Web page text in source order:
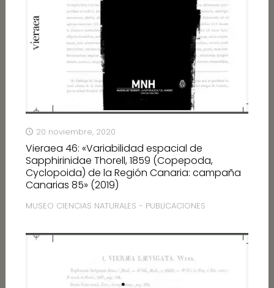
20 noviembre, 2020
Vieraea 46: «Variabilidad espacial de
Sapphirinidae Thorell, 1859 (Copepoda,
Cyclopoida) de la Región Canaria: campaña
Canarias 85» (2019)
MUSEO CIENCIAS NATURALES - PUBLICACIONES